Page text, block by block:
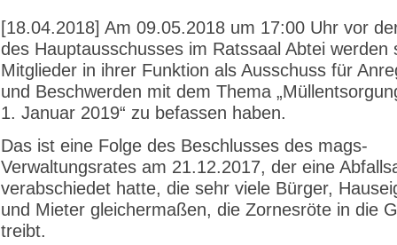
[18.04.2018] Am 09.05.2018 um 17:00 Uhr vor
des Hauptausschusses im Ratssaal Abtei werden
Mitglieder in ihrer Funktion als Ausschuss für
und Beschwerden mit dem Thema
1. Januar 2019“ zu befassen haben.
Das ist eine Folge des Beschlusses des mags-
Verwaltungsrates am 21.12.2017, der eine
verabschiedet hatte, die sehr viele Bürger,
und Mieter gleichermaßen, die Zornesröte in die
treibt.